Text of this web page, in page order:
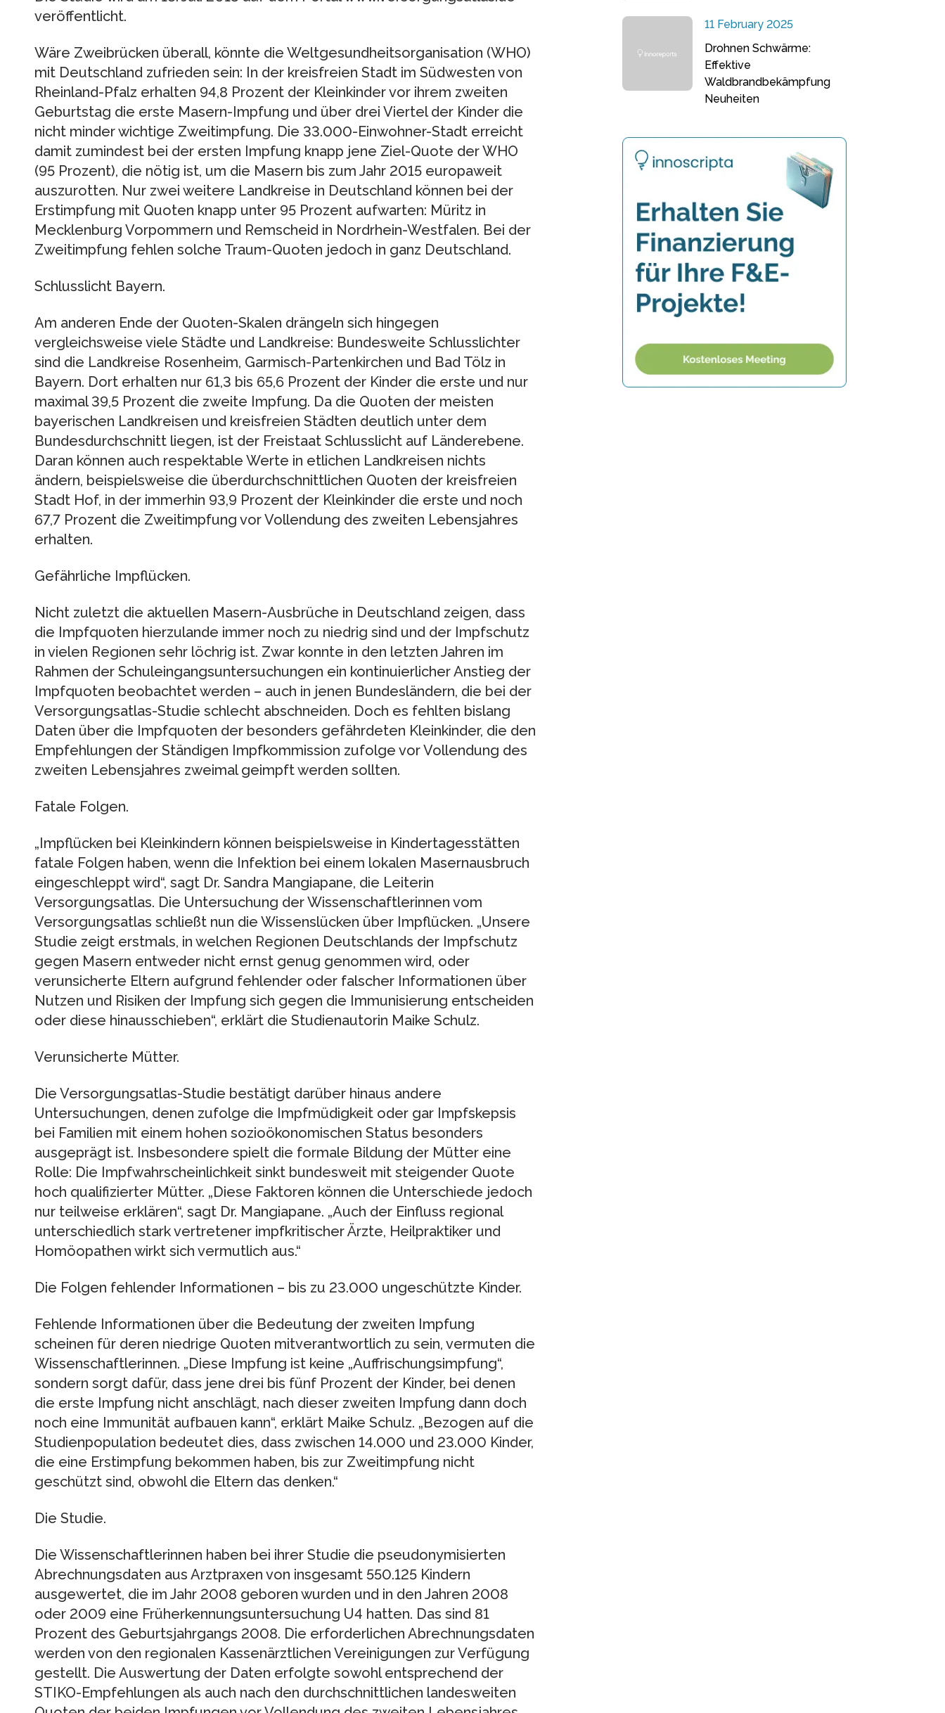
veröffentlicht.
Wäre Zweibrücken überall, könnte die Weltgesundheitsorganisation (WHO)
mit Deutschland zufrieden sein: In der kreisfreien Stadt im Südwesten von
Rheinland-Pfalz erhalten 94,8 Prozent der Kleinkinder vor ihrem zweiten
Geburtstag die erste Masern-Impfung und über drei Viertel der Kinder die
nicht minder wichtige Zweitimpfung. Die 33.000-Einwohner-Stadt erreicht
damit zumindest bei der ersten Impfung knapp jene Ziel-Quote der WHO
(95 Prozent), die nötig ist, um die Masern bis zum Jahr 2015 europaweit
auszurotten. Nur zwei weitere Landkreise in Deutschland können bei der
Erstimpfung mit Quoten knapp unter 95 Prozent aufwarten: Müritz in
Mecklenburg Vorpommern und Remscheid in Nordrhein-Westfalen. Bei der
Zweitimpfung fehlen solche Traum-Quoten jedoch in ganz Deutschland.
Schlusslicht Bayern.
Am anderen Ende der Quoten-Skalen drängeln sich hingegen
vergleichsweise viele Städte und Landkreise: Bundesweite Schlusslichter
sind die Landkreise Rosenheim, Garmisch-Partenkirchen und Bad Tölz in
Bayern. Dort erhalten nur 61,3 bis 65,6 Prozent der Kinder die erste und nur
maximal 39,5 Prozent die zweite Impfung. Da die Quoten der meisten
bayerischen Landkreisen und kreisfreien Städten deutlich unter dem
Bundesdurchschnitt liegen, ist der Freistaat Schlusslicht auf Länderebene.
Daran können auch respektable Werte in etlichen Landkreisen nichts
ändern, beispielsweise die überdurchschnittlichen Quoten der kreisfreien
Stadt Hof, in der immerhin 93,9 Prozent der Kleinkinder die erste und noch
67,7 Prozent die Zweitimpfung vor Vollendung des zweiten Lebensjahres
erhalten.
Gefährliche Impflücken.
Nicht zuletzt die aktuellen Masern-Ausbrüche in Deutschland zeigen, dass
die Impfquoten hierzulande immer noch zu niedrig sind und der Impfschutz
in vielen Regionen sehr löchrig ist. Zwar konnte in den letzten Jahren im
Rahmen der Schuleingangsuntersuchungen ein kontinuierlicher Anstieg der
Impfquoten beobachtet werden – auch in jenen Bundesländern, die bei der
Versorgungsatlas-Studie schlecht abschneiden. Doch es fehlten bislang
Daten über die Impfquoten der besonders gefährdeten Kleinkinder, die den
Empfehlungen der Ständigen Impfkommission zufolge vor Vollendung des
zweiten Lebensjahres zweimal geimpft werden sollten.
Fatale Folgen.
„Impflücken bei Kleinkindern können beispielsweise in Kindertagesstätten
fatale Folgen haben, wenn die Infektion bei einem lokalen Masernausbruch
eingeschleppt wird“, sagt Dr. Sandra Mangiapane, die Leiterin
Versorgungsatlas. Die Untersuchung der Wissenschaftlerinnen vom
Versorgungsatlas schließt nun die Wissenslücken über Impflücken. „Unsere
Studie zeigt erstmals, in welchen Regionen Deutschlands der Impfschutz
gegen Masern entweder nicht ernst genug genommen wird, oder
verunsicherte Eltern aufgrund fehlender oder falscher Informationen über
Nutzen und Risiken der Impfung sich gegen die Immunisierung entscheiden
oder diese hinausschieben“, erklärt die Studienautorin Maike Schulz.
Verunsicherte Mütter.
Die Versorgungsatlas-Studie bestätigt darüber hinaus andere
Untersuchungen, denen zufolge die Impfmüdigkeit oder gar Impfskepsis
bei Familien mit einem hohen sozioökonomischen Status besonders
ausgeprägt ist. Insbesondere spielt die formale Bildung der Mütter eine
Rolle: Die Impfwahrscheinlichkeit sinkt bundesweit mit steigender Quote
hoch qualifizierter Mütter. „Diese Faktoren können die Unterschiede jedoch
nur teilweise erklären“, sagt Dr. Mangiapane. „Auch der Einfluss regional
unterschiedlich stark vertretener impfkritischer Ärzte, Heilpraktiker und
Homöopathen wirkt sich vermutlich aus.“
Die Folgen fehlender Informationen – bis zu 23.000 ungeschützte Kinder.
Fehlende Informationen über die Bedeutung der zweiten Impfung
scheinen für deren niedrige Quoten mitverantwortlich zu sein, vermuten die
Wissenschaftlerinnen. „Diese Impfung ist keine „Auffrischungsimpfung“,
sondern sorgt dafür, dass jene drei bis fünf Prozent der Kinder, bei denen
die erste Impfung nicht anschlägt, nach dieser zweiten Impfung dann doch
noch eine Immunität aufbauen kann“, erklärt Maike Schulz. „Bezogen auf die
Studienpopulation bedeutet dies, dass zwischen 14.000 und 23.000 Kinder,
die eine Erstimpfung bekommen haben, bis zur Zweitimpfung nicht
geschützt sind, obwohl die Eltern das denken.“
Die Studie.
Die Wissenschaftlerinnen haben bei ihrer Studie die pseudonymisierten
Abrechnungsdaten aus Arztpraxen von insgesamt 550.125 Kindern
ausgewertet, die im Jahr 2008 geboren wurden und in den Jahren 2008
oder 2009 eine Früherkennungsuntersuchung U4 hatten. Das sind 81
Prozent des Geburtsjahrgangs 2008. Die erforderlichen Abrechnungsdaten
werden von den regionalen Kassenärztlichen Vereinigungen zur Verfügung
gestellt. Die Auswertung der Daten erfolgte sowohl entsprechend der
STIKO-Empfehlungen als auch nach den durchschnittlichen landesweiten
11 February 2025
Drohnen Schwärme:
Effektive
Waldbrandbekämpfung
Neuheiten